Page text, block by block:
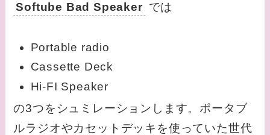
Softube Bad Speaker では
Portable radio
Cassette Deck
Hi-FI Speaker
の3つをシュミレーションします。ポータブ
ルラジオやカセットデッキを使っていた世代